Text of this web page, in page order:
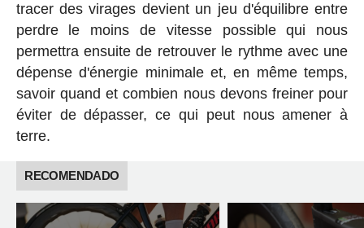
tracer des virages devient un jeu d'équilibre entre
perdre le moins de vitesse possible qui nous
permettra ensuite de retrouver le rythme avec une
dépense d'énergie minimale et, en même temps,
savoir quand et combien nous devons freiner pour
éviter de dépasser, ce qui peut nous amener à
terre.
RECOMENDADO